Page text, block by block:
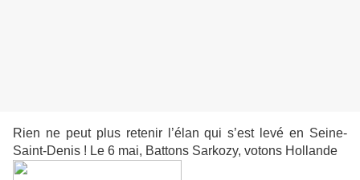
Rien ne peut plus retenir l’élan qui s’est levé en Seine-
Saint-Denis ! Le 6 mai, Battons Sarkozy, votons Hollande